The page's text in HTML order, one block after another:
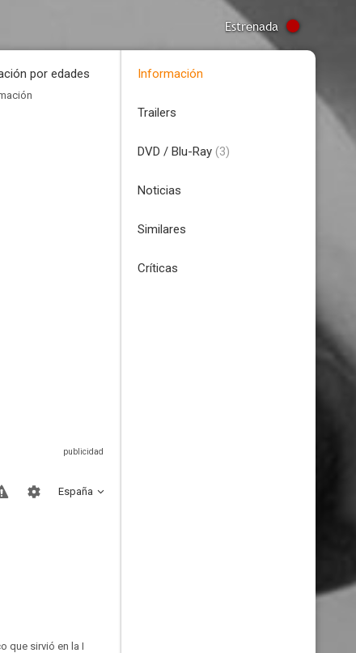
Estrenada
por edades
España
que sirvió en la I
Información
Trailers
DVD / Blu-Ray (3)
Noticias
Similares
Críticas